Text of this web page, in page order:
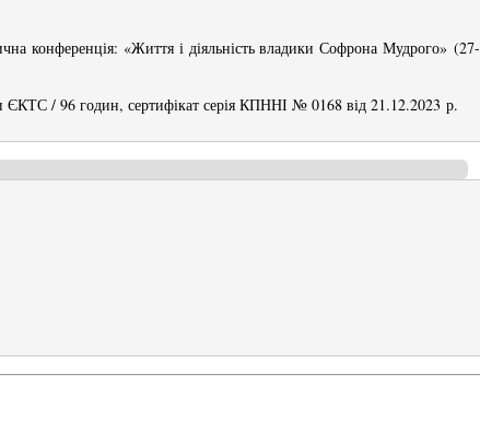
конференція: «Життя і діяльність владики Софрона Мудрого» (27-
ЄКТС / 96 годин, сертифікат серія КПННІ № 0168 від 21.12.2023 р.